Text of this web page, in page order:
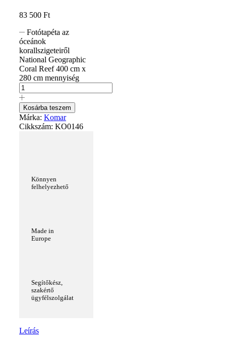
83 500 Ft
Fotótapéta az
óceánok
korallszigeteiről
National Geographic
Coral Reef 400 cm x
280 cm mennyiség
Kosárba teszem
Márka: Komar
Cikkszám: KO0146
Könnyen
felhelyezhető
Made in
Europe
Segítőkész,
szakértő
ügyfélszolgálat
Leírás